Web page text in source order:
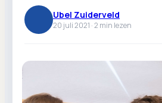
Ubel Zuiderveld
20 juli 2021 ·2 min lezen